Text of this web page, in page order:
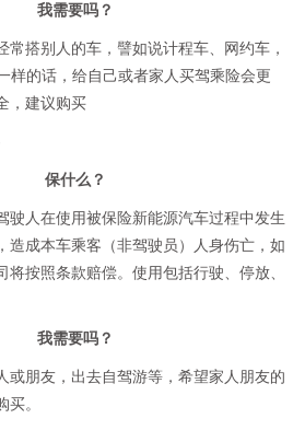
我需要吗？
常搭别人的车，譬如说计程车、网约车，
样的话，给自己或者家人买驾乘险会更
，建议购买
保什么？
驶人在使用被保险新能源汽车过程中发生
造成本车乘客（非驾驶员）人身伤亡，如
按照条款赔偿。使用包括行驶、停放、
我需要吗？
或朋友，出去自驾游等，希望家人朋友的
买。